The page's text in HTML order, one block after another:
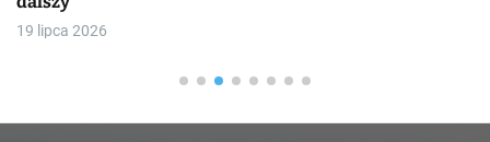
19 lipca 2026